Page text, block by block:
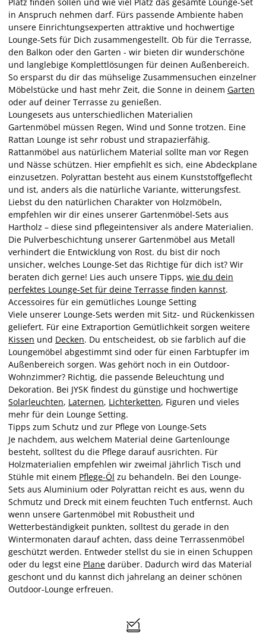
in Anspruch nehmen darf. Fürs passende Ambiente haben
unsere Einrichtungsexperten attraktive und hochwertige
Lounge-Sets für Dich zusammengestellt. Ob für die Terrasse,
den Balkon oder den Garten - wir bieten dir wunderschöne
und langlebige Komplettlösungen für deinen Außenbereich.
So ersparst du dir das mühselige Zusammensuchen einzelner
Möbelstücke und hast mehr Zeit, die Sonne in deinem Garten
oder auf deiner Terrasse zu genießen.
Loungesets aus unterschiedlichen Materialien
Gartenmöbel müssen Regen, Wind und Sonne trotzen. Eine
Rattan Lounge ist sehr robust und strapazierfähig.
Rattanmöbel aus natürlichem Material sollte man vor Regen
und Nässe schützen. Hier empfiehlt es sich, eine Abdeckplane
einzusetzen. Polyrattan besteht aus einem Kunststoffgeflecht
und ist, anders als die natürliche Variante, witterungsfest.
Liebst du den natürlichen Charakter von Holzmöbeln,
empfehlen wir dir eines unserer Gartenmöbel-Sets aus
Hartholz – diese sind pflegeintensiver als andere Materialien.
Die Pulverbeschichtung unserer Gartenmöbel aus Metall
verhindert die Entwicklung von Rost. du bist dir noch
unsicher, welches Lounge-Set das Richtige für dich ist? Wir
beraten dich gerne! Lies auch unsere Tipps, wie du dein
perfektes Lounge-Set für deine Terrasse finden kannst.
Accessoires für ein gemütliches Lounge Setting
Viele unserer Lounge-Sets werden mit Sitz- und Rückenkissen
geliefert. Für eine Extraportion Gemütlichkeit sorgen weitere
Kissen und Decken. Du entscheidest, ob sie farblich auf die
Loungemöbel abgestimmt sind oder für einen Farbtupfer im
Außenbereich sorgen. Was gehört noch in ein Outdoor-
Wohnzimmer? Richtig, die passende Beleuchtung und
Dekoration. Bei JYSK findest du günstige und hochwertige
Solarleuchten, Laternen, Lichterketten, Figuren und vieles
mehr für dein Lounge Setting.
Tipps zum Schutz und zur Pflege von Lounge-Sets
Je nachdem, aus welchem Material deine Gartenlounge
besteht, solltest du die Pflege darauf ausrichten. Für
Holzmaterialien empfehlen wir zweimal jährlich Tisch und
Stühle mit einem Pflege-Öl zu behandeln. Bei den Lounge-
Sets aus Aluminium oder Polyrattan reicht es aus, wenn du
Schmutz und Dreck mit einem feuchten Tuch entfernst. Auch
wenn unsere Gartenmöbel mit Robustheit und
Wetterbeständigkeit punkten, solltest du gerade in den
Wintermonaten darauf achten, dass deine Terrassenmöbel
geschützt werden. Entweder stellst du sie in einen Schuppen
oder du legst eine Plane darüber. Dadurch wird das Material
geschont und du kannst dich jahrelang an deiner schönen
Outdoor-Lounge erfreuen.
